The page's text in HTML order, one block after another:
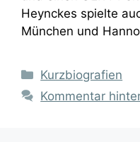
Heynckes spielte
München und
Kategorien
Kurzbiografien
Kommentar